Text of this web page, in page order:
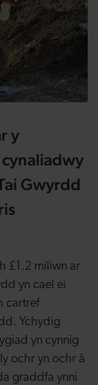
y
Gwyrdd
£1.2 miliwn ar
yn cael ei
cartref
Ychydig
yn cynnig
ochr yn ochr â
graddfa ynni